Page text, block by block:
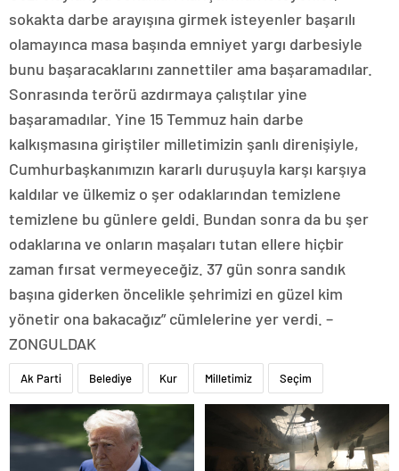
sokakta darbe arayışına girmek isteyenler başarılı
olamayınca masa başında emniyet yargı darbesiyle
bunu başaracaklarını zannettiler ama başaramadılar.
Sonrasında terörü azdırmaya çalıştılar yine
başaramadılar. Yine 15 Temmuz hain darbe
kalkışmasına giriştiler milletimizin şanlı direnişiyle,
Cumhurbaşkanımızın kararlı duruşuyla karşı karşıya
kaldılar ve ülkemiz o şer odaklarından temizlene
temizlene bu günlere geldi. Bundan sonra da bu şer
odaklarına ve onların maşaları tutan ellere hiçbir
zaman fırsat vermeyeceğiz. 37 gün sonra sandık
başına giderken öncelikle şehrimizi en güzel kim
yönetir ona bakacağız” cümlelerine yer verdi. –
ZONGULDAK
Ak Parti Belediye Kur Milletimiz Seçim